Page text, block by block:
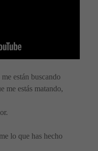
están buscando
me estás matando,
lo que has hecho